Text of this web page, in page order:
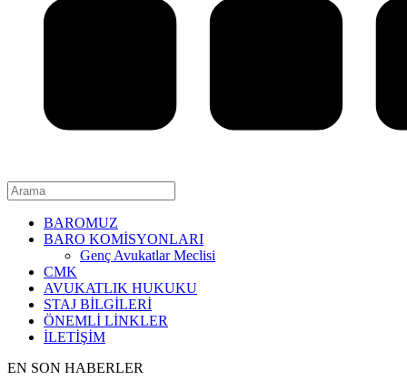
BAROMUZ
BARO KOMİSYONLARI
Genç Avukatlar Meclisi
CMK
AVUKATLIK HUKUKU
STAJ BİLGİLERİ
ÖNEMLİ LİNKLER
İLETİŞİM
EN SON HABERLER